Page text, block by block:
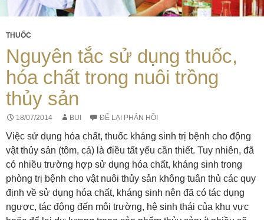
THUỐC
Nguyên tắc sử dụng thuốc,
hóa chất trong nuôi trồng
thủy sản
18/07/2014 BUI ĐỂ LẠI PHẢN HỒI
Việc sử dụng hóa chất, thuốc kháng sinh trị bệnh cho động
vật thủy sản (tôm, cá) là điều tất yếu cần thiết. Tuy nhiên, đã
có nhiều trường hợp sử dụng hóa chất, kháng sinh trong
phòng trị bệnh cho vật nuôi thủy sản không tuân thủ các quy
định về sử dụng hóa chất, kháng sinh nên đã có tác dụng
ngược, tác động đến môi trường, hệ sinh thái của khu vực